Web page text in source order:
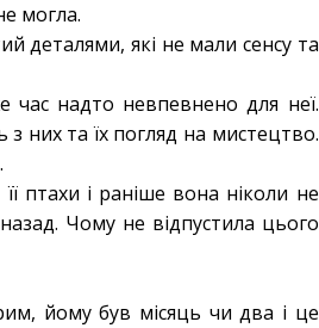
могла.
деталями, які не мали сенсу та
час надто невпевнено для неї.
них та їх погляд на мистецтво.
птахи і раніше вона ніколи не
Чому не відпустила цього
йому був місяць чи два і це